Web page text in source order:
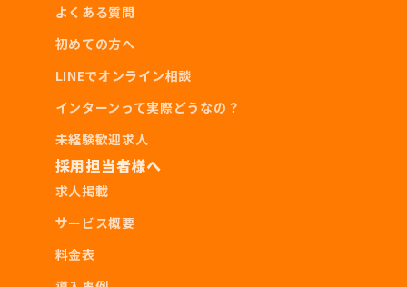
よくある質問
初めての方へ
LINEでオンライン相談
インターンって実際どうなの？
未経験歓迎求人
採用担当者様へ
求人掲載
サービス概要
料金表